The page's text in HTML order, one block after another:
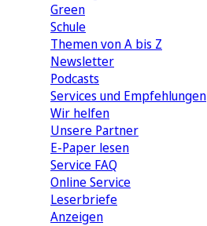
Green
Schule
Themen von A bis Z
Newsletter
Podcasts
Services und Empfehlungen
Wir helfen
Unsere Partner
E-Paper lesen
Service FAQ
Online Service
Leserbriefe
Anzeigen